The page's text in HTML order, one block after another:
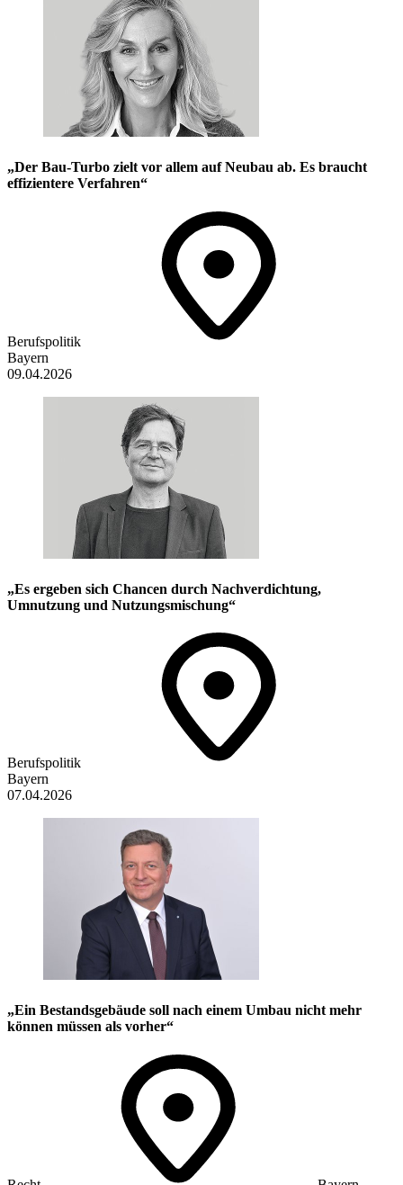
„Der Bau-Turbo zielt vor allem auf Neubau ab. Es braucht
effizientere Verfahren“
Berufspolitik
Bayern
09.04.2026
„Es ergeben sich Chancen durch Nachverdichtung,
Umnutzung und Nutzungsmischung“
Berufspolitik
Bayern
07.04.2026
„Ein Bestandsgebäude soll nach einem Umbau nicht mehr
können müssen als vorher“